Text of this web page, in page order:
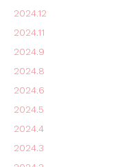
2024.12
2024.11
2024.9
2024.8
2024.6
2024.5
2024.4
2024.3